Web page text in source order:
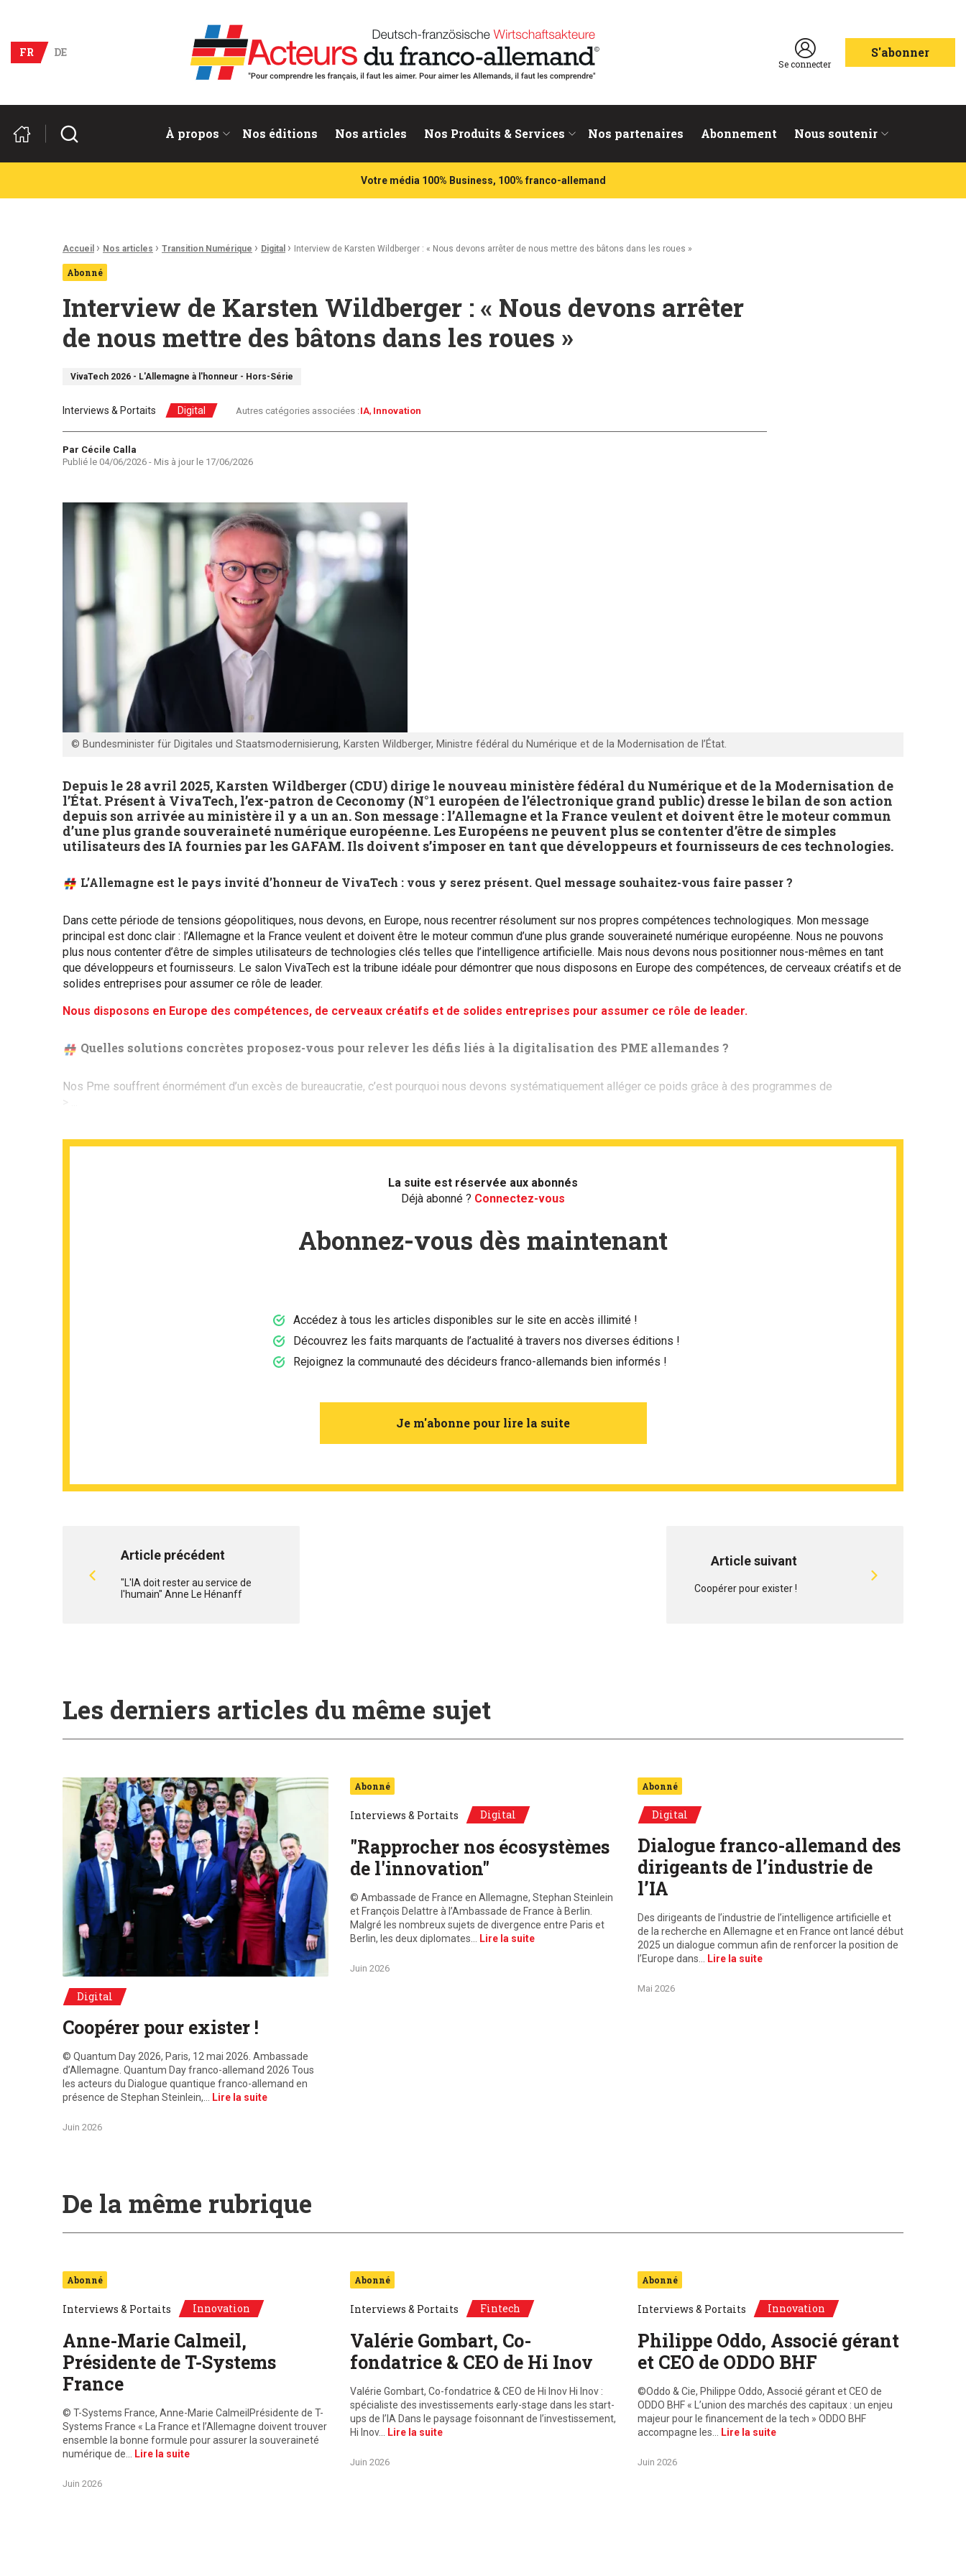
Acteurs du franco-allemand
FR
DE
Se connecter
S'abonner
À propos Nos éditions Nos articles Nos Produits & Services Nos partenaires Abonnement Nous soutenir
Rechercher
Votre média 100% Business, 100% franco-allemand
Fil d'Ariane :
Accueil › Nos articles › Transition Numérique › Digital › Interview de Karsten Wildberger : « Nous devons arrêter de nous mettre des bâtons dans les roues »
Abonné
Interview de Karsten Wildberger : « Nous devons arrêter
de nous mettre des bâtons dans les roues »
VivaTech 2026 - L'Allemagne à l'honneur - Hors-Série
Interviews & Portaits Digital Autres catégories associées : IA Innovation
Auteur
Par Cécile Calla
Publié le 04/06/2026 - Mis à jour le 17/06/2026
© Bundesminister für Digitales und Staatsmodernisierung, Karsten Wildberger, Ministre fédéral du Numérique et de la Modernisation de l’État.
Depuis le 28 avril 2025, Karsten Wildberger (CDU) dirige le nouveau ministère fédéral du Numérique et de la Modernisation de
l’État. Présent à VivaTech, l’ex-patron de Ceconomy (N°1 européen de l’électronique grand public) dresse le bilan de son action
depuis son arrivée au ministère il y a un an. Son message : l’Allemagne et la France veulent et doivent être le moteur commun
d’une plus grande souveraineté numérique européenne. Les Européens ne peuvent plus se contenter d’être de simples
utilisateurs des IA fournies par les GAFAM. Ils doivent s’imposer en tant que développeurs et fournisseurs de ces technologies.
L’Allemagne est le pays invité d’honneur de VivaTech : vous y serez présent. Quel message souhaitez-vous faire passer ?
Dans cette période de tensions géopolitiques, nous devons, en Europe, nous recentrer résolument sur nos propres compétences technologiques. Mon message
principal est donc clair : l’Allemagne et la France veulent et doivent être le moteur commun d’une plus grande souveraineté numérique européenne. Nous ne pouvons
plus nous contenter d’être de simples utilisateurs de technologies clés telles que l’intelligence artificielle. Mais nous devons nous positionner nous-mêmes en tant
que développeurs et fournisseurs. Le salon VivaTech est la tribune idéale pour démontrer que nous disposons en Europe des compétences, de cerveaux créatifs et de
solides entreprises pour assumer ce rôle de leader.
Nous disposons en Europe des compétences, de cerveaux créatifs et de solides entreprises pour assumer ce rôle de leader.
Quelles solutions concrètes proposez-vous pour relever les défis liés à la digitalisation des PME allemandes ?
Nos Pme souffrent énormément d’un excès de bureaucratie, c’est pourquoi nous devons systématiquement alléger ce poids grâce à des programmes de
> ...
La suite est réservée aux abonnés
Déjà abonné ? Connectez-vous
Abonnez-vous dès maintenant
Accédez à tous les articles disponibles sur le site en accès illimité !
Découvrez les faits marquants de l’actualité à travers nos diverses éditions !
Rejoignez la communauté des décideurs franco-allemands bien informés !
Je m'abonne pour lire la suite
Article précédent
"L'IA doit rester au service de
l'humain" Anne Le Hénanff
Article suivant
Coopérer pour exister !
Les derniers articles du même sujet
© Quantum Day 2026, Paris, 12 mai 2026. Ambassade d'Allemagne. Quantum Day franco-allemand 2026 Tous les acteurs du Dialogue quantique franco-allemand en présence de Stephan
Digital
Coopérer pour exister !
© Quantum Day 2026, Paris, 12 mai 2026. Ambassade
d’Allemagne. Quantum Day franco-allemand 2026 Tous
les acteurs du Dialogue quantique franco-allemand en
présence de Stephan Steinlein,…
Lire la suite
Juin 2026
Abonné
Interviews & Portaits Digital
"Rapprocher nos écosystèmes
de l'innovation"
© Ambassade de France en Allemagne, Stephan Steinlein
et François Delattre à l’Ambassade de France à Berlin.
Malgré les nombreux sujets de divergence entre Paris et
Berlin, les deux diplomates… Lire la suite
Juin 2026
Abonné
Digital
Dialogue franco-allemand des
dirigeants de l’industrie de
l’IA
Des dirigeants de l’industrie de l’intelligence artificielle et
de la recherche en Allemagne et en France ont lancé début
2025 un dialogue commun afin de renforcer la position de
l’Europe dans… Lire la suite
Mai 2026
De la même rubrique
Abonné
Interviews & Portaits Innovation
Anne-Marie Calmeil,
Présidente de T-Systems
France
© T-Systems France, Anne-Marie CalmeilPrésidente de T-
Systems France « La France et l’Allemagne doivent trouver
ensemble la bonne formule pour assurer la souveraineté
numérique de…
Lire la suite
Juin 2026
Abonné
Interviews & Portaits Fintech
Valérie Gombart, Co-
fondatrice & CEO de Hi Inov
Valérie Gombart, Co-fondatrice & CEO de Hi Inov Hi Inov :
spécialiste des investissements early-stage dans les start-
ups de l’IA Dans le paysage foisonnant de l’investissement,
Hi Inov…
Lire la suite
Juin 2026
Abonné
Interviews & Portaits Innovation
Philippe Oddo, Associé gérant
et CEO de ODDO BHF
©Oddo & Cie, Philippe Oddo, Associé gérant et CEO de
ODDO BHF « L’union des marchés des capitaux : un enjeu
majeur pour le financement de la tech » ODDO BHF
accompagne les…
Lire la suite
Juin 2026